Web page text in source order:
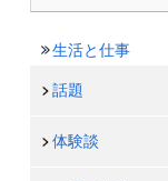
生活と仕事
話題
体験談